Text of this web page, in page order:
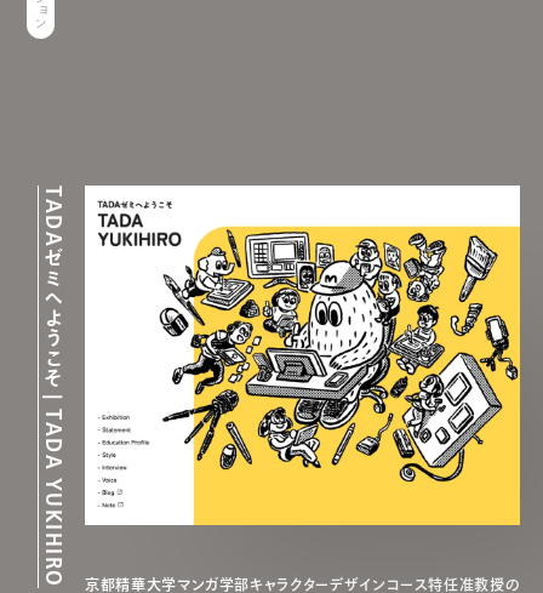
TADAゼミへようこそ | TADA YUKIHIRO
京都精華大学マンガ学部キャラクターデザインコース特任准教授の